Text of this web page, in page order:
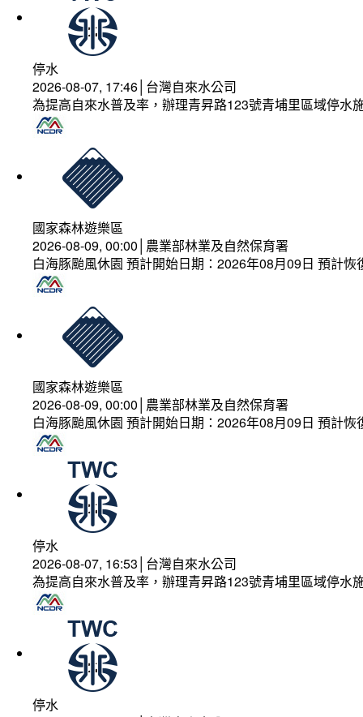
停水
2026-08-07, 17:46│台灣自來水公司
為提高自來水普及率，辦理青昇路123號青埔里區域停水
國家森林遊樂區
2026-08-09, 00:00│農業部林業及自然保育署
白海豚颱風休園 預計開始日期：2026年08月09日 預計
國家森林遊樂區
2026-08-09, 00:00│農業部林業及自然保育署
白海豚颱風休園 預計開始日期：2026年08月09日 預計
停水
2026-08-07, 16:53│台灣自來水公司
為提高自來水普及率，辦理青昇路123號青埔里區域停水
停水